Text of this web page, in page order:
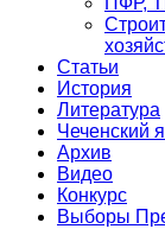
Статьи
История
Литература
Чеченский
Архив
Видео
Конкурс
Выборы